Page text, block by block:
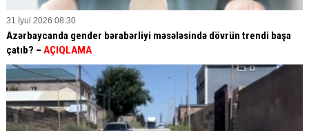
31 İyul 2026 08:30
Azərbaycanda gender bərabərliyi məsələsində dövrün trendi başa
çatıb? – AÇIQLAMA